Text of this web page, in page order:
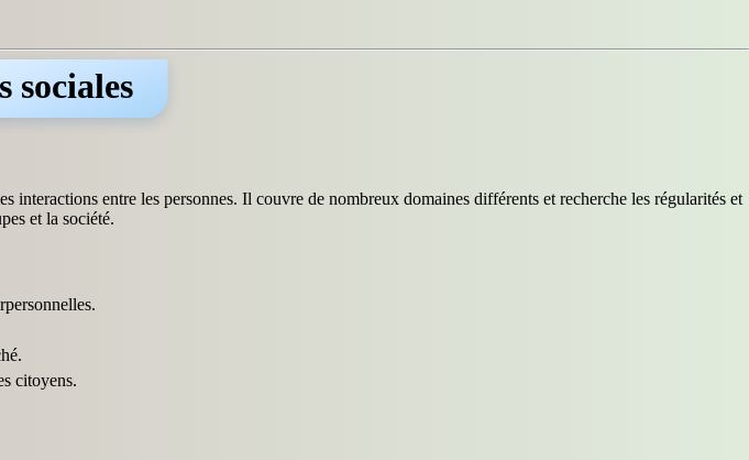
sociales
entre les personnes. Il couvre de nombreux domaines différents et recherche les régularités et
et la société.
citoyens.